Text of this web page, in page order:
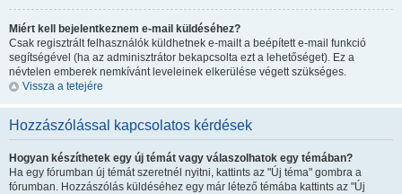
Miért kell bejelentkeznem e-mail küldéséhez?
Csak regisztrált felhasználók küldhetnek e-mailt a beépített e-mail funkció
segítségével (ha az adminisztrátor bekapcsolta ezt a lehetőséget). Ez a
névtelen emberek nemkívánt leveleinek elkerülése végett szükséges.
Vissza a tetejére
Hozzászólással kapcsolatos kérdések
Hogyan készíthetek egy új témát vagy válaszolhatok egy témában?
Ha egy fórumban új témát szeretnél nyitni, kattints az "Új téma" gombra a
fórumban. Hozzászólás küldéséhez egy már létező témába kattints az "Új